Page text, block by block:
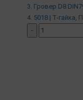
3. Гровер D8
4. 5018 | Т-гайка,
-